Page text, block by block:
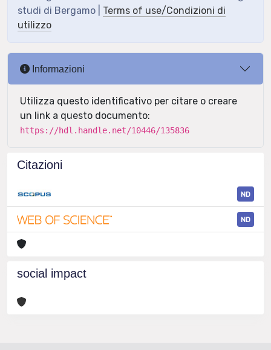
studi di Bergamo | Terms of use/Condizioni di
utilizzo
Informazioni
Utilizza questo identificativo per citare o creare
un link a questo documento:
https://hdl.handle.net/10446/135836
Citazioni
ND
ND
social impact